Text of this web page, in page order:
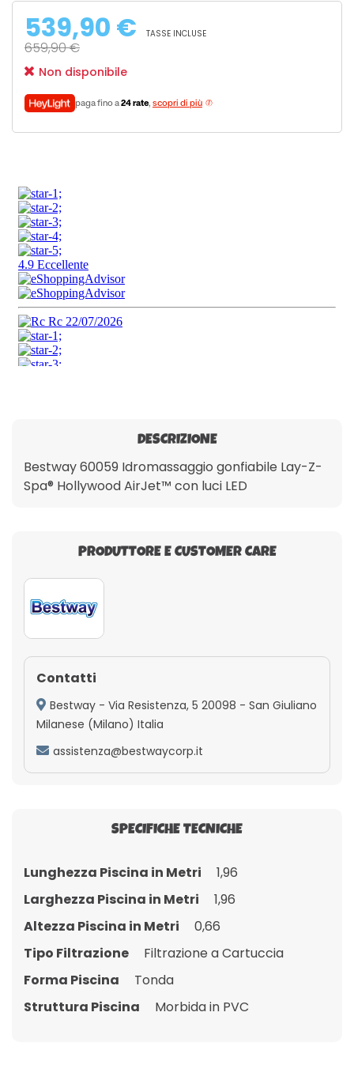
539,90 € TASSE INCLUSE
659,90 €
Non disponibile
paga fino a24 rate, scopri di più
DESCRIZIONE
Bestway 60059 Idromassaggio gonfiabile Lay-Z-
Spa® Hollywood AirJet™ con luci LED
PRODUTTORE E CUSTOMER CARE
Contatti
Bestway - Via Resistenza, 5 20098 - San Giuliano
Milanese (Milano) Italia
assistenza@bestwaycorp.it
SPECIFICHE TECNICHE
Lunghezza Piscina in Metri
1,96
Larghezza Piscina in Metri
1,96
Altezza Piscina in Metri
0,66
Tipo Filtrazione
Filtrazione a Cartuccia
Forma Piscina
Tonda
Struttura Piscina
Morbida in PVC